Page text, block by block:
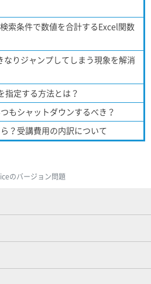
索条件で数値を合計するExcel関数
なりジャンプしてしまう現象を解消
指定する方法とは？
もシャットダウンするべき？
？受講費用の内訳について
のバージョン問題